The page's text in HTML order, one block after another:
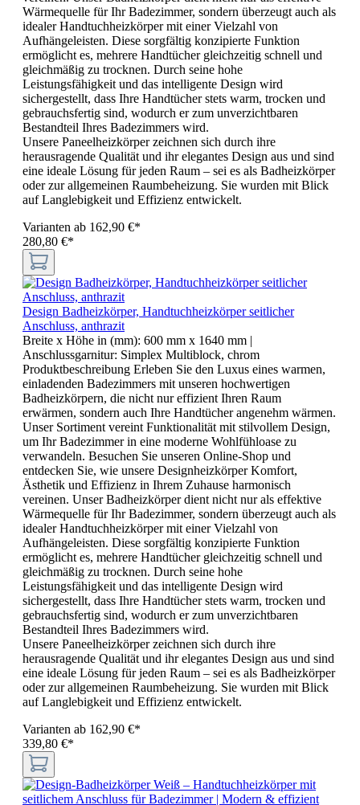
Wärmequelle für Ihr Badezimmer, sondern überzeugt auch als
idealer Handtuchheizkörper mit einer Vielzahl von
Aufhängeleisten. Diese sorgfältig konzipierte Funktion
ermöglicht es, mehrere Handtücher gleichzeitig schnell und
gleichmäßig zu trocknen. Durch seine hohe
Leistungsfähigkeit und das intelligente Design wird
sichergestellt, dass Ihre Handtücher stets warm, trocken und
gebrauchsfertig sind, wodurch er zum unverzichtbaren
Bestandteil Ihres Badezimmers wird.
Unsere Paneelheizkörper zeichnen sich durch ihre
herausragende Qualität und ihr elegantes Design aus und sind
eine ideale Lösung für jeden Raum – sei es als Badheizkörper
oder zur allgemeinen Raumbeheizung. Sie wurden mit Blick
auf Langlebigkeit und Effizienz entwickelt.
Varianten ab 162,90 €*
280,80 €*
Design Badheizkörper, Handtuchheizkörper seitlicher
Anschluss, anthrazit
Breite x Höhe in (mm): 600 mm x 1640 mm |
Anschlussgarnitur: Simplex Multiblock, chrom
Produktbeschreibung Erleben Sie den Luxus eines warmen,
einladenden Badezimmers mit unseren hochwertigen
Badheizkörpern, die nicht nur effizient Ihren Raum
erwärmen, sondern auch Ihre Handtücher angenehm wärmen.
Unser Sortiment vereint Funktionalität mit stilvollem Design,
um Ihr Badezimmer in eine moderne Wohlfühloase zu
verwandeln. Besuchen Sie unseren Online-Shop und
entdecken Sie, wie unsere Designheizkörper Komfort,
Ästhetik und Effizienz in Ihrem Zuhause harmonisch
vereinen. Unser Badheizkörper dient nicht nur als effektive
Wärmequelle für Ihr Badezimmer, sondern überzeugt auch als
idealer Handtuchheizkörper mit einer Vielzahl von
Aufhängeleisten. Diese sorgfältig konzipierte Funktion
ermöglicht es, mehrere Handtücher gleichzeitig schnell und
gleichmäßig zu trocknen. Durch seine hohe
Leistungsfähigkeit und das intelligente Design wird
sichergestellt, dass Ihre Handtücher stets warm, trocken und
gebrauchsfertig sind, wodurch er zum unverzichtbaren
Bestandteil Ihres Badezimmers wird.
Unsere Paneelheizkörper zeichnen sich durch ihre
herausragende Qualität und ihr elegantes Design aus und sind
eine ideale Lösung für jeden Raum – sei es als Badheizkörper
oder zur allgemeinen Raumbeheizung. Sie wurden mit Blick
auf Langlebigkeit und Effizienz entwickelt.
Varianten ab 162,90 €*
339,80 €*